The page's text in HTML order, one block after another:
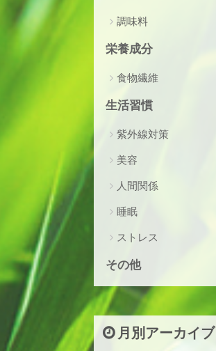
調味料
栄養成分
食物繊維
生活習慣
紫外線対策
美容
人間関係
睡眠
ストレス
その他
月別アーカイブ